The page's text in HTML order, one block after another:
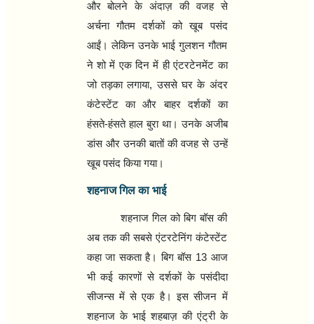
और बोलने के अंदाज़ की वजह से
अर्चना गौतम दर्शकों को खूब पसंद
आईं। लेकिन उनके भाई गुलशन गौतम
ने शो में एक दिन में ही एंटरटेनमेंट का
जो तड़का लगाया,उससे घर के अंदर
कंटेस्‍टेंट का और बाहर दर्शकों का
हंसते-हंसते हाल बुरा था। उनके अजीब
डांस और उनकी बातों की वजह से उन्‍हें
खूब पसंद किया गया।
शहनाज गिल का भाई
शहनाज गिल को बिग बॉस की
अब तक की सबसे एंटरटेनिंग कंटेस्‍टेंट
कहा जा सकता है। बिग बॉस 13आज
भी कई कारणों से दर्शकों के पसंदीदा
सीजन्‍स में से एक है। इस सीजन में
शहनाज के भाई शहबाज़ की एंट्री के